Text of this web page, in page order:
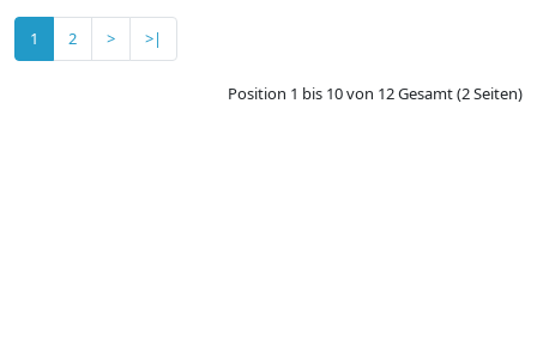
1 2 > >|
Position 1 bis 10 von 12 Gesamt (2 Seiten)